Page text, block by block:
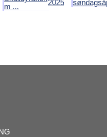
m ...
2025